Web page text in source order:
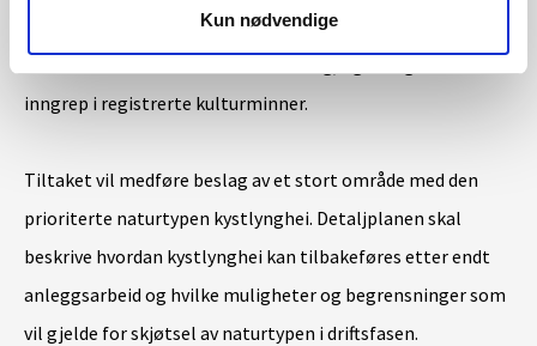
Kun nødvendige
naboer og hekkende fugl reduseres. Master skal plasseres
inngrep i registrerte kulturminner.
Tiltaket vil medføre beslag av et stort område med den
prioriterte naturtypen kystlynghei. Detaljplanen skal
beskrive hvordan kystlynghei kan tilbakeføres etter endt
anleggsarbeid og hvilke muligheter og begrensninger som
vil gjelde for skjøtsel av naturtypen i driftsfasen.